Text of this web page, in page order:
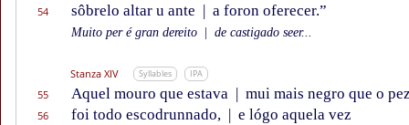
54 sôbrelo altar u ante | a foron oferecer.”
Muito per é gran dereito de castigado seer...
Stanza XIV Syllables IPA
55 Aquel mouro que estava | mui mais negro que o
56 foi todo escodrunnado, | e lógo aquela vez